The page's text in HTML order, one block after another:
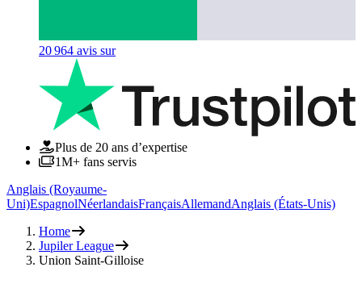
20 964 avis sur
Plus de 20 ans d’expertise
1M+ fans servis
Anglais (Royaume-
Uni)EspagnolNéerlandaisFrançaisAllemandAnglais (États-Unis)
Home
Jupiler League
Union Saint-Gilloise